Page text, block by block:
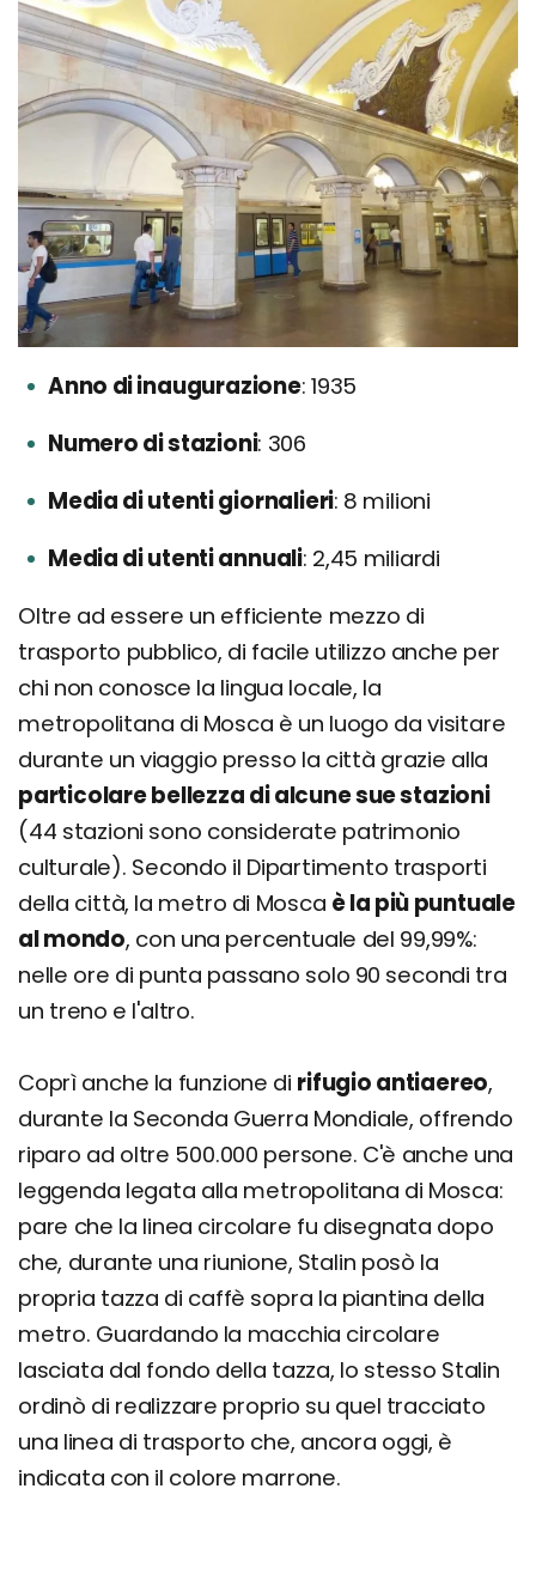
Anno di inaugurazione 1935
Numero di stazioni 306
Media di utenti giornalieri 8 milioni
Media di utenti annuali 2,45 miliardi
Oltre ad essere un efficiente mezzo di
trasporto pubblico, di facile utilizzo anche per
chi non conosce la lingua locale, la
metropolitana di Mosca è un luogo da visitare
durante un viaggio presso la città grazie alla
particolare bellezza di alcune sue stazioni
(44 stazioni sono considerate patrimonio
culturale). Secondo il Dipartimento trasporti
della città, la metro di Mosca è la più puntuale
al mondo, con una percentuale del 99,99%:
nelle ore di punta passano solo 90 secondi tra
un treno e l'altro.
Coprì anche la funzione di rifugio antiaereo,
durante la Seconda Guerra Mondiale, offrendo
riparo ad oltre 500.000 persone. C'è anche una
leggenda legata alla metropolitana di Mosca:
pare che la linea circolare fu disegnata dopo
che, durante una riunione, Stalin posò la
propria tazza di caffè sopra la piantina della
metro. Guardando la macchia circolare
lasciata dal fondo della tazza, lo stesso Stalin
ordinò di realizzare proprio su quel tracciato
una linea di trasporto che, ancora oggi, è
indicata con il colore marrone.